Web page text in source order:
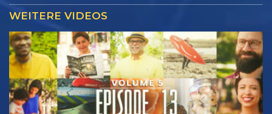
WEITERE VIDEOS